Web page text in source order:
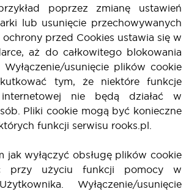
poprzez zmianę ustawień
lub usunięcie przechowywanych
przed Cookies ustawia się w
aż do całkowitego blokowania
usunięcie plików cookie
tym, że niektóre funkcje
nie będą działać w
Pliki cookie mogą być konieczne
funkcji serwisu rooks.pl.
jak wyłączyć obsługę plików cookie
przy użyciu funkcji pomocy w
Wyłączenie/usunięcie